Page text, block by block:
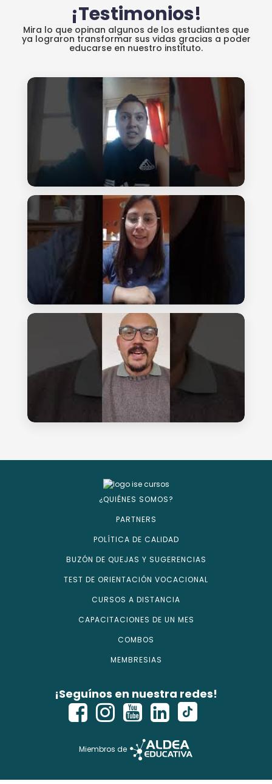
¡Testimonios!
Mira lo que opinan algunos de los estudiantes que
ya lograron transformar sus vidas gracias a poder
educarse en nuestro instituto.
¿QUIÉNES SOMOS?
PARTNERS
POLÍTICA DE CALIDAD
BUZÓN DE QUEJAS Y SUGERENCIAS
TEST DE ORIENTACIÓN VOCACIONAL
CURSOS A DISTANCIA
CAPACITACIONES DE UN MES
COMBOS
MEMBRESIAS
¡Seguínos en nuestra redes!
Miembros de